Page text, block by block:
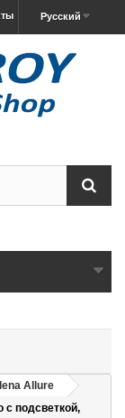
Русский
Allure
подсветкой,